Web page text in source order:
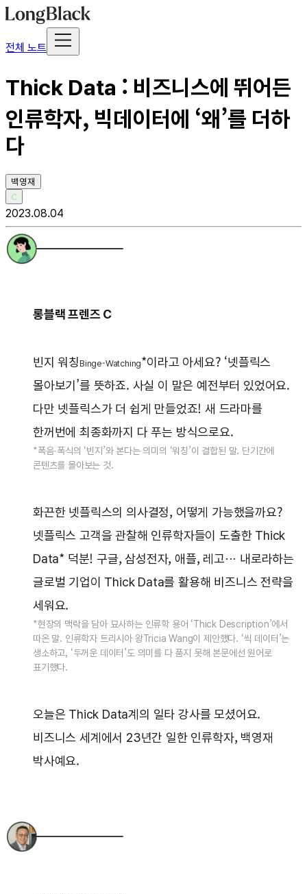
전체 노트
Thick Data : 비즈니스에 뛰어든
인류학자, 빅데이터에 ‘왜’를 더하
다
백영재
C
2023.08.04
롱블랙 프렌즈 C
빈지 워칭Binge-Watching*이라고 아세요? ‘넷플릭스
몰아보기’를 뜻하죠. 사실 이 말은 예전부터 있었어요.
다만 넷플릭스가 더 쉽게 만들었죠! 새 드라마를
한꺼번에 최종화까지 다 푸는 방식으로요.
*폭음·폭식의 ‘빈지’와 본다는 의미의 ‘워칭’이 결합된 말. 단기간에
콘텐츠를 몰아보는 것.
화끈한 넷플릭스의 의사결정, 어떻게 가능했을까요?
넷플릭스 고객을 관찰해 인류학자들이 도출한 Thick
Data* 덕분! 구글, 삼성전자, 애플, 레고··· 내로라하는
글로벌 기업이 Thick Data를 활용해 비즈니스 전략을
세워요.
*현장의 맥락을 담아 묘사하는 인류학 용어 ‘Thick Description’에서
따온 말. 인류학자 트리시아 왕Tricia Wang이 제안했다. ‘씩 데이터’는
생소하고, ‘두꺼운 데이터’도 의미를 다 품지 못해 본문에선 원어로
표기했다.
오늘은 Thick Data계의 일타 강사를 모셨어요.
비즈니스 세계에서 23년간 일한 인류학자, 백영재
박사예요.